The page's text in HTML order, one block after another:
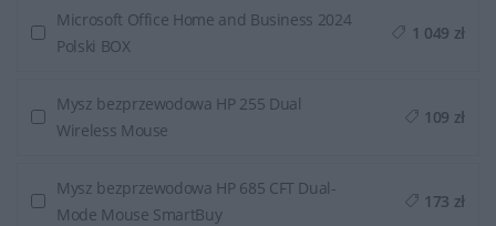
Microsoft Office Home and Business 2024
Polski BOX
1 049 zł
Mysz bezprzewodowa HP 255 Dual
Wireless Mouse
109 zł
Mysz bezprzewodowa HP 685 CFT Dual-
Mode Mouse SmartBuy
173 zł